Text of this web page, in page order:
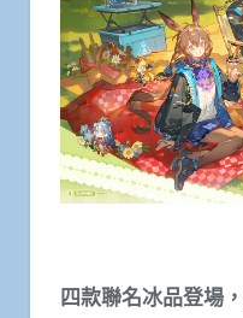
四款聯名冰品登場